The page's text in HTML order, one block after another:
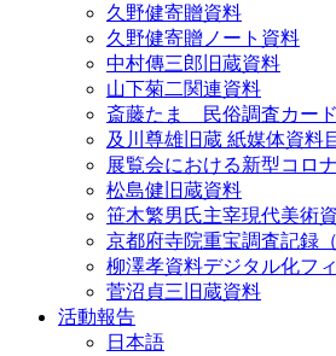
久野健寄贈資料
久野健寄贈ノート資料
中村傳三郎旧蔵資料
山下菊二関連資料
斎藤たま 民俗調査カー
及川尊雄旧蔵 紙媒体資料
展覧会における新型コロ
松島健旧蔵資料
笹木繁男氏主宰現代美術
京都府寺院重宝調査記録
柳澤孝資料デジタル化フ
菅沼貞三旧蔵資料
活動報告
日本語